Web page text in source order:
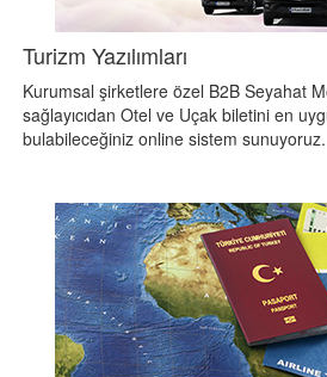
Turizm Yazılımları
Kurumsal şirketlere özel B2B Seyahat
sağlayıcıdan Otel ve Uçak biletini en
bulabileceğiniz online sistem sunuyoruz.